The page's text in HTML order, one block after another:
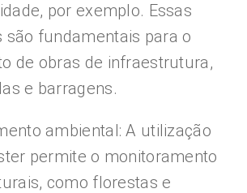
por exemplo. Essas
são fundamentais para o
de obras de infraestrutura,
e barragens.
ambiental: A utilização
permite o monitoramento
como florestas e